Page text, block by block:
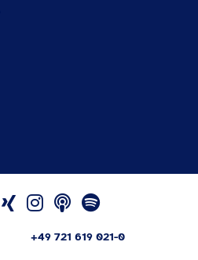
+49 721 619 021-0